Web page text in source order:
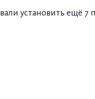
установить ещё 7